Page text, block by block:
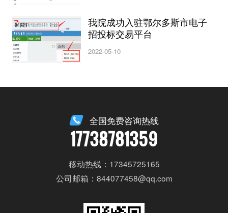
我院成功入驻鄂尔多斯市电子
招投标交易平台
2022-05-10
全国免费咨询热线
17738781359
移动热线：17345725165
公司邮箱：844077458@qq.com